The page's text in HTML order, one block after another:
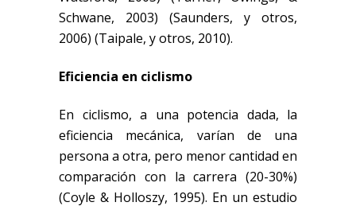
Schwane, 2003) (Saunders, y otros,
2006) (Taipale, y otros, 2010).
Eficiencia en ciclismo
En ciclismo, a una potencia dada, la
eficiencia mecánica, varían de una
persona a otra, pero menor cantidad en
comparación con la carrera (20-30%)
(Coyle & Holloszy, 1995). En un estudio